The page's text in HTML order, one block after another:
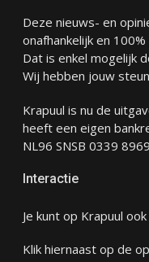
Deze nieuws- en
onafhankelijk en
Dat is enkel mogelijk
Wij hebben jouw
Krapuul is nu de
heeft een eigen
NL96 SNSB 0339
Interactie
Je kunt op Krapuul
Klik hiernaast op de